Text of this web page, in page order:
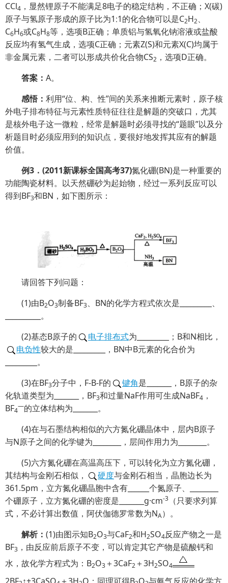
CCl4 ，显然锂原子不能满足8电子的稳定结构，不正确；X(碳)
原子与氢原子形成的原子比为1∶1的化合物可以是C2H2、
C6H6或C8H8等，选项B正确；单质铝与氢氧化钠溶液或盐酸
反应均有氢气生成，选项C正确；元素Z(S)和元素X(C)均属于
非金属元素，二者可以形成共价化合物CS2 ，选项D正确。
答案： A。
感悟： 利用“位、构、性”间的关系来推断元素时，原子核
外电子排布特征与元素性质特征往往是解题的突破口，尤其
是核外电子这一微粒，经常是解题时必须寻找的“题眼”以及分
析题目时必须应用到的知识点，要很好地发挥其应有的解题
价值。
例3 ． (2011新课标全国高考37)氮化硼(BN)是一种重要的
功能陶瓷材料。以天然硼砂为起始物，经过一系列反应可以
得到BF3和BN，如下图所示：
请回答下列问题：
(1)由B2O3制备BF3、BN的化学方程式依次是_________、
__________。
(2)基态B原子的
电子排布式为_________；B和N相比，
电负性较大的是_________，BN中B元素的化合价为
_________。
(3)在BF3分子中，F-B-F的 键角是_______，B原子的杂
化轨道类型为_______，BF3和过量NaF作用可生成NaBF4 ，
BF4
—的立体结构为_______。
(4)在与石墨结构相似的六方氮化硼晶体中，层内B原子
与N原子之间的化学键为________，层间作用力为________。
(5)六方氮化硼在高温高压下，可以转化为立方氮化硼，
其结构与金刚石相似，
硬度与金刚石相当，晶胞边长为
361.5pm，立方氮化硼晶胞中含有______个氮原子、________
个硼原子，立方氮化硼的密度是_______g·cm-3 （只要求列算
式，不必计算出数值，阿伏伽德罗常数为NA）。
解析： (1)由图示知B2O3与CaF2和H2SO4反应产物之一是
BF3 ，由反应前后原子不变，可以肯定其它产物是硫酸钙和
水，故化学方程式为：B2O3 ＋3CaF2 ＋3H2SO4